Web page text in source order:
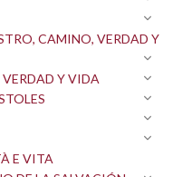
hombres.
CAMINO, VERDAD Y
Y VIDA
E VITA